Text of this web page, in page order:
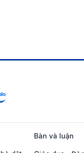
Bàn và luận